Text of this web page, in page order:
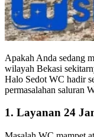
Apakah Anda sedang
wilayah Bekasi
Halo Sedot WC hadir
permasalahan saluran
1. Layanan 24